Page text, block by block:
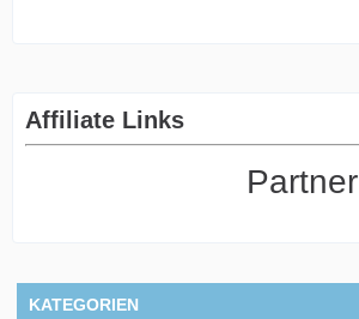
Affiliate Links
Partner
KATEGORIEN